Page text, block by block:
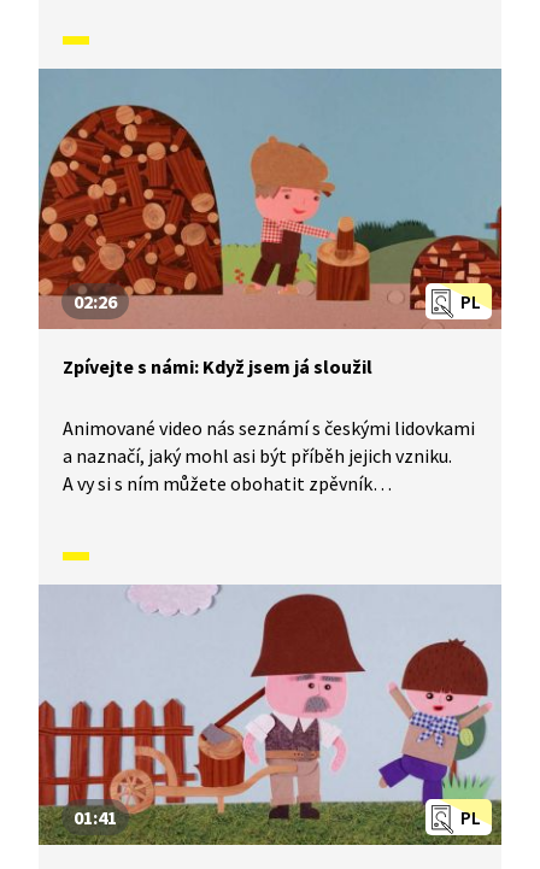
naučíme písničku Já mám koně.
PL
02:26
Zpívejte s námi: Když jsem já sloužil
Animované video nás seznámí s českými lidovkami
a naznačí, jaký mohl asi být příběh jejich vzniku.
A vy si s ním můžete obohatit zpěvník
naučíme písničku Když jsem já sloužil.
PL
01:41